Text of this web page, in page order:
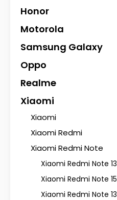
Honor
Motorola
Samsung Galaxy
Oppo
Realme
Xiaomi
Xiaomi
Xiaomi Redmi
Xiaomi Redmi Note
Xiaomi Redmi Note
Xiaomi Redmi Note
Xiaomi Redmi Note
Redmi Note 13 Pro 5G
20,51 zł
Do koszyka